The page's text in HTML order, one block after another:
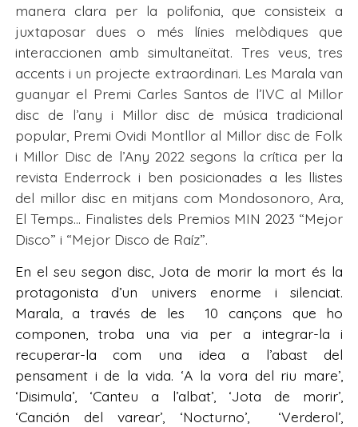
manera clara per la polifonia, que consisteix a
juxtaposar dues o més línies melòdiques que
interaccionen amb simultaneïtat. Tres veus, tres
accents i un projecte extraordinari. Les Marala van
guanyar el Premi Carles Santos de l’IVC al Millor
disc de l’any i Millor disc de música tradicional
popular, Premi Ovidi Montllor al Millor disc de Folk
i Millor Disc de l’Any 2022 segons la crítica per la
revista Enderrock i ben posicionades a les llistes
del millor disc en mitjans com Mondosonoro, Ara,
El Temps… Finalistes dels Premios MIN 2023 “Mejor
Disco” i “Mejor Disco de Raíz”.
En el seu segon disc, Jota de morir la mort és la
protagonista d’un univers enorme i silenciat.
Marala, a través de les 10 cançons que ho
componen, troba una via per a integrar-la i
recuperar-la com una idea a l’abast del
pensament i de la vida. ‘A la vora del riu mare’,
‘Disimula’, ‘Canteu a l’albat’, ‘Jota de morir’,
‘Canción del varear’, ‘Nocturno’, ‘Verderol’,